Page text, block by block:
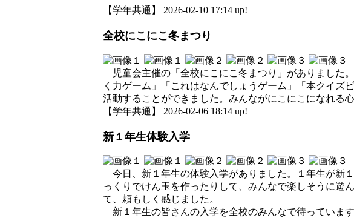
【学年共通】 2026-02-10 17:14 up!
全校にこにこ冬まつり
児童会主催の「全校にこにこ冬まつり」がありました
く力ゲーム」「これはなんでしょうゲーム」「本クイズ
活動することができました。みんながにこにこになれる
【学年共通】 2026-02-06 18:14 up!
新１年生体験入学
今日、新１年生の体験入学がありました。１年生が新
っくりでけん玉を作ったりして、みんなで楽しそうに遊
て、頼もしく感じました。
新１年生の皆さんの入学を全校のみんなで待っています